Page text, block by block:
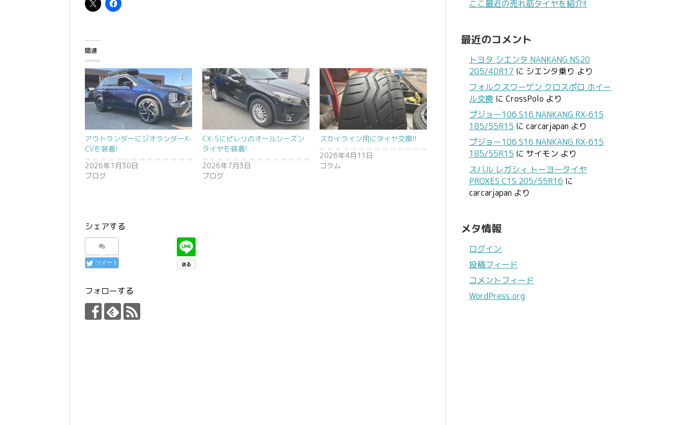
関連
アウトランダーにジオランダーX-
CVを装着!
2026年1月30日
ブログ
CX-5にピレリのオールシーズン
タイヤを装着!
2026年7月3日
ブログ
スカイライン用にタイヤ交換!!
2026年4月11日
コラム
シェアする
ツイート
フォローする
ここ最近の売れ筋タイヤを紹介!!
最近のコメント
トヨタ シエンタ NANKANG NS20
205/40R17 に シエンタ乗り より
フォルクスワーゲン クロスポロ ホイー
ル交換 に CrossPolo より
プジョー106 S16 NANKANG RX-615
185/55R15 に carcarjapan より
プジョー106 S16 NANKANG RX-615
185/55R15 に サイモン より
スバル レガシィ トーヨータイヤ
PROXES C1S 205/55R16 に
carcarjapan より
メタ情報
ログイン
投稿フィード
コメントフィード
WordPress.org